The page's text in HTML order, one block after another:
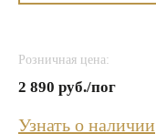
Розничная цена:
2 890 руб./пог
Узнать о наличии